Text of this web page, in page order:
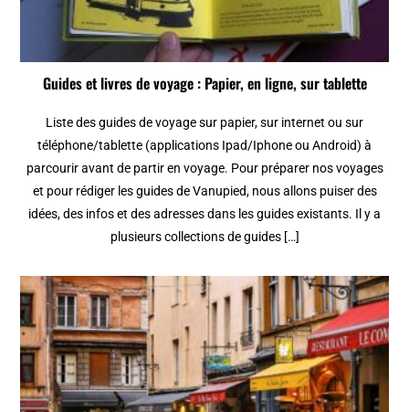
Guides et livres de voyage : Papier, en ligne, sur tablette
Liste des guides de voyage sur papier, sur internet ou sur
téléphone/tablette (applications Ipad/Iphone ou Android) à
parcourir avant de partir en voyage. Pour préparer nos voyages
et pour rédiger les guides de Vanupied, nous allons puiser des
idées, des infos et des adresses dans les guides existants. Il y a
plusieurs collections de guides […]